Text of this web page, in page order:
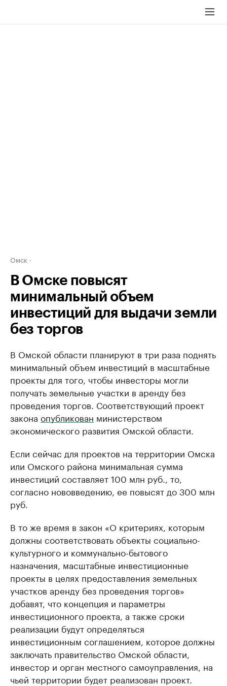
Омск
В Омске повысят
минимальный объем
инвестиций для выдачи земли
без торгов
В Омской области планируют в три раза поднять
минимальный объем инвестиций в масштабные
проекты для того, чтобы инвесторы могли
получать земельные участки в аренду без
проведения торгов. Соответствующий проект
закона опубликован министерством
экономического развития Омской области.
Если сейчас для проектов на территории Омска
или Омского района минимальная сумма
инвестиций составляет 100 млн руб., то,
согласно нововведению, ее повысят до 300 млн
руб.
В то же время в закон «О критериях, которым
должны соответствовать объекты социально-
культурного и коммунально-бытового
назначения, масштабные инвестиционные
проекты в целях предоставления земельных
участков аренду без проведения торгов»
добавят, что концепция и параметры
инвестиционного проекта, а также сроки
реализации будут определяться
инвестиционным соглашением, которое должны
заключать правительство Омской области,
инвестор и орган местного самоуправления, на
чьей территории будет реализован проект.